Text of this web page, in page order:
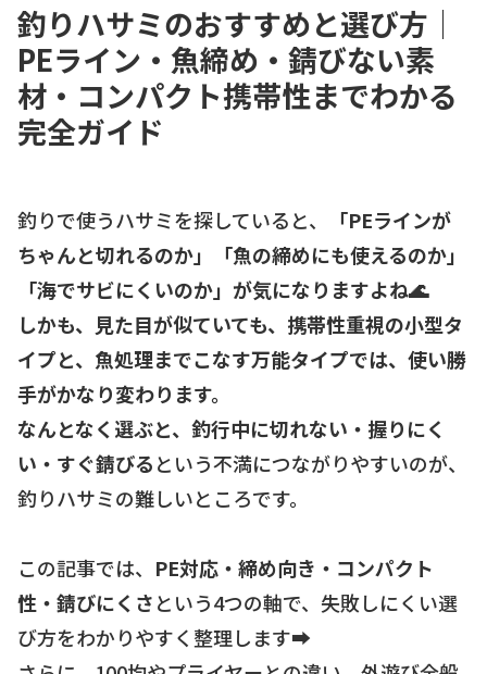
釣りハサミのおすすめと選び方｜
PEライン・魚締め・錆びない素
材・コンパクト携帯性までわかる
完全ガイド
釣りで使うハサミを探していると、
「PEラインが
ちゃんと切れるのか」「魚の締めにも使えるのか」
「海でサビにくいのか」が気になりますよね🌊
しかも、見た目が似ていても、携帯性重視の小型タ
イプと、魚処理までこなす万能タイプでは、使い勝
手がかなり変わります。
なんとなく選ぶと、釣行中に切れない・握りにく
い・すぐ錆びるという不満につながりやすいのが、
釣りハサミの難しいところです。
この記事では、 PE対応・締め向き・コンパクト
性・錆びにくさという4つの軸で、失敗しにくい選
び方をわかりやすく整理します➡️